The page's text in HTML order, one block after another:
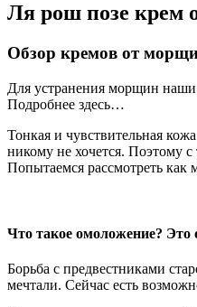
Ля рош позе крем
Обзор кремов от
Для устранения морщин
Подробнее здесь…
Тонкая и чувствительная
никому не хочется. Поэтому
Попытаемся рассмотреть как
Что такое омоложение? Это
Борьба с предвестниками
мечтали. Сейчас есть